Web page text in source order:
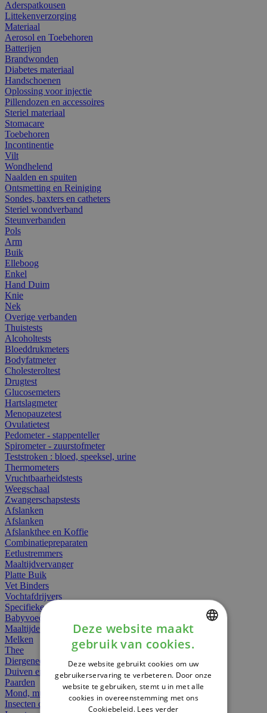
Aderspatkousen
Littekenverzorging
Materiaal
Aerosol en Toebehoren
Batterijen
Brandwonden
Diabetes materiaal
Handschoenen
Oplossing voor injectie
Pillendozen en accessoires
Steriel materiaal
Stomacare
Toebehoren
Incontinentie
Vilt
Wondhelend
Naalden en spuiten
Ontsmetting en Reiniging
Sondes, baxters en catheters
Steriel wondverband
Steunverbanden
Pols
Arm
Buik
Elleboog
Enkel
Hand Duim
Knie
Nek
Overige verbanden
Thuistests
Alcoholtests
Bloeddrukmeters
Bodyfatmeter
Cholesteroltest
Drugtest
Glucosemeters
Hartslagmeter
Menopauzetest
Ovulatietest
Pedometer - stappenteller
Spirometer - zuurstofmeter
Teststroken : bloed, speeksel, urine
Thermometers
Vruchtbaarheidstests
Weegschaal
Zwangerschapstests
Afslanken
Afslanken
Afslankthee en Koffie
Combinatiepreparaten
Eetlustremmers
Maaltijdvervanger
Platte Buik
Vet Binders
Vochtafdrijvers
Specifieke Voeding
Babyvoeding
Maaltijden
Melken
Thee
Diergeneesmiddelen
Duiven en vogels
Paarden
Mond, muil of snavel
Insecten dieren
DUTCH
FRENCH
ENGLISH
Deze website maakt
gebruik van cookies.
Deze website gebruikt cookies om uw
gebruikerservaring te verbeteren. Door onze
website te gebruiken, stemt u in met alle
cookies in overeenstemming met ons
Cookiebeleid. Lees verder